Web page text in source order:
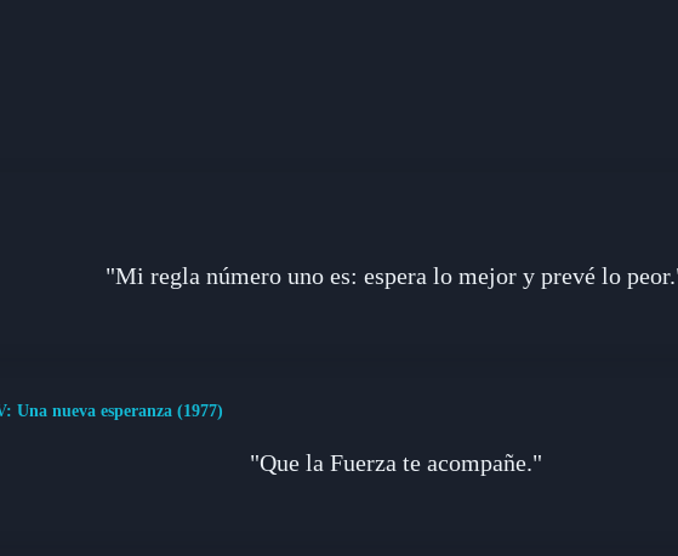
"Mi regla número uno es: espera lo mejor y prevé lo
Una nueva esperanza (1977)
"Que la Fuerza te acompañe."